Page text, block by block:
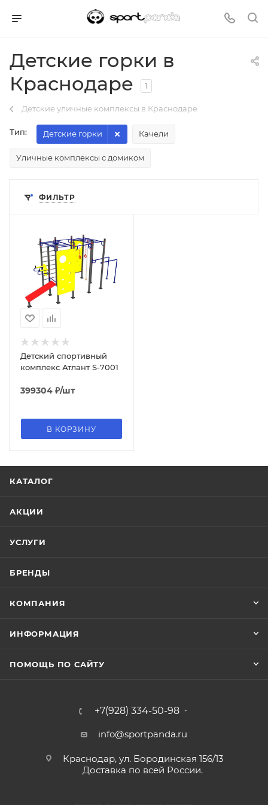
Детские горки в
Краснодаре
1
Детские уличные комплексы в Краснодаре
Тип: Детские горки Качели
Уличные комплексы с домиком
ФИЛЬТР
Детский спортивный
комплекс Атлант S-7001
399304 ₽/шт
В КОРЗИНУ
КАТАЛОГ
АКЦИИ
УСЛУГИ
БРЕНДЫ
КОМПАНИЯ
ИНФОРМАЦИЯ
ПОМОЩЬ ПО САЙТУ
+7(928) 334-50-98
info@sportpanda.ru
Краснодар, ул. Бородинская 156/13
Доставка по всей России.